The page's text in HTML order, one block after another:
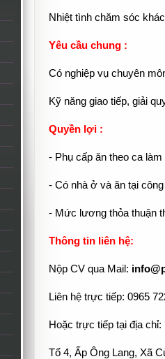
Nhiệt tình chăm sóc
Yêu cầu chung :
Có nghiệp vụ chuyên
Kỹ năng giao tiếp, giải
Quyền lợi :
- Phụ cấp ăn theo ca làm
- Có nhà ở và ăn tại
- Mức lương thỏa thuận
Thông tin liên hệ:
Nộp CV qua Mail:
Liên hệ trực tiếp: 0965
Hoặc trực tiếp tại địa
Tổ 4, Ấp Ông Lang, Xã